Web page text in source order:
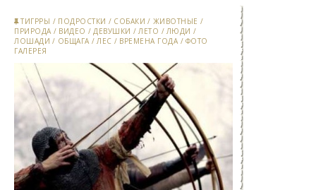
ТИГРРЫ / ПОДРОСТКИ / СОБАКИ / ЖИВОТНЫЕ /
ПРИРОДА / ВИДЕО / ДЕВУШКИ / ЛЕТО / ЛЮДИ /
ЛОШАДИ / ОБЩАГА / ЛЕС / ВРЕМЕНА ГОДА / ФОТО
ГАЛЕРЕЯ